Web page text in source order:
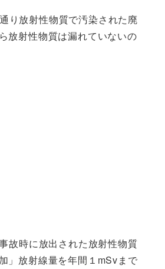
り放射性物質で汚染された廃
放射性物質は漏れていないの
故時に放出された放射性物質
」放射線量を年間１mSvまで